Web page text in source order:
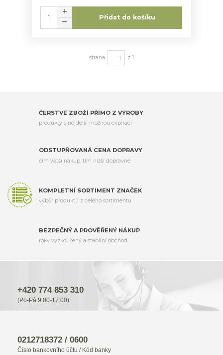
Přidat do košíku
strana z 1
ČERSTVÉ ZBOŽÍ PŘÍMO Z VÝROBY
produkty s nejdelší možnou expirací
ODSTUPŇOVANÁ CENA DOPRAVY
čím větší nákup, tím nižší dopravné
KOMPLETNÍ SORTIMENT ZNAČEK
výběr produktů z celého sortimentu
BEZPEČNÝ A PROVĚŘENÝ NÁKUP
roky vyzkoušený a stabilní obchod
+420 774 853 310
(Po-Pá 9:00-17:00)
0212718372 / 0600
Číslo bankovního účtu / Kód banky